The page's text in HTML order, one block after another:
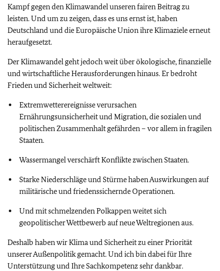
Kampf gegen den Klimawandel unseren fairen Beitrag zu
leisten. Und um zu zeigen, dass es uns ernst ist, haben
Deutschland und die Europäische Union ihre Klimaziele erneut
heraufgesetzt.
Der Klimawandel geht jedoch weit über ökologische, finanzielle
und wirtschaftliche Herausforderungen hinaus. Er bedroht
Frieden und Sicherheit weltweit:
Extremwetterereignisse verursachen
Ernährungsunsicherheit und Migration, die sozialen und
politischen Zusammenhalt gefährden – vor allem in fragilen
Staaten.
Wassermangel verschärft Konflikte zwischen Staaten.
Starke Niederschläge und Stürme haben Auswirkungen auf
militärische und friedenssichernde Operationen.
Und mit schmelzenden Polkappen weitet sich
geopolitischer Wettbewerb auf neue Weltregionen aus.
Deshalb haben wir Klima und Sicherheit zu einer Priorität
unserer Außenpolitik gemacht. Und ich bin dabei für Ihre
Unterstützung und Ihre Sachkompetenz sehr dankbar.